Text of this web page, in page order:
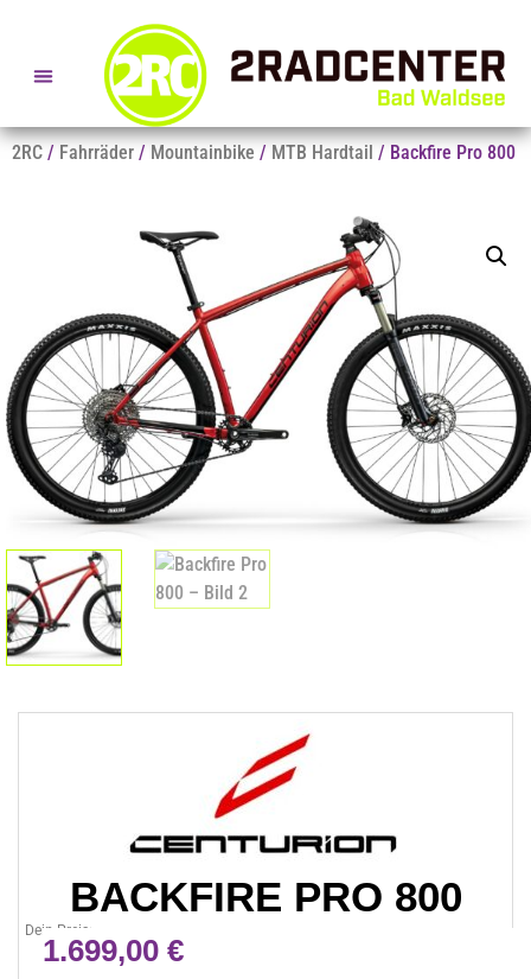
2RC / Fahrräder / Mountainbike / MTB Hardtail / Backfire Pro 800
BACKFIRE PRO 800
Dein Preis:
1.699,00 €